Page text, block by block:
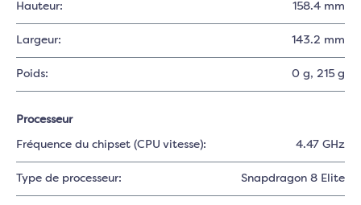
Hauteur: 158.4 mm
Largeur: 143.2 mm
Poids: 0 g, 215 g
Processeur
Fréquence du chipset (CPU vitesse): 4.47 GHz
Type de processeur: Snapdragon 8 Elite